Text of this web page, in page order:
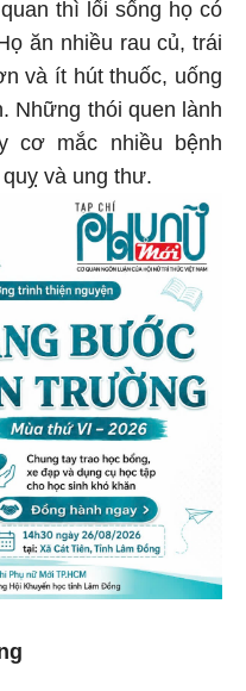
thì lối sống họ có
ăn nhiều rau củ, trái
và ít hút thuốc, uống
Những thói quen lành
cơ mắc nhiều bệnh
và ung thư.